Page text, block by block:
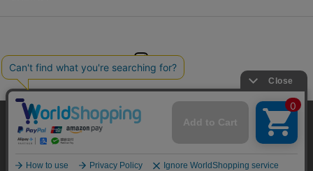
© TOKYO BASE CO., LTD
当サイトはクッキー(cookie)を使用します。クッキーはサイト内
の一部の機能および、サイトの使用状況の分析からマーケティ
ング活動に利用することを目的としています。
プライバシーポリシーはこちら